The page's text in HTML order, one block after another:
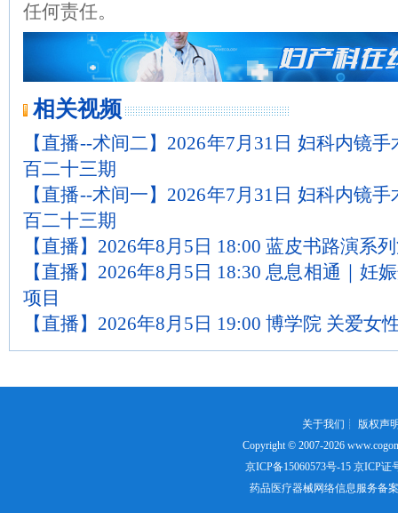
任何责任。
相关视频
【直播--术间二】2026年7月31日 妇科内镜
百二十三期
【直播--术间一】2026年7月31日 妇科内镜
百二十三期
【直播】2026年8月5日 18:00 蓝皮书路演系
【直播】2026年8月5日 18:30 息息相通｜妊
项目
【直播】2026年8月5日 19:00 博学院 关爱女
关于我们 ┊ 版权声
Copyright © 2007-2026
京ICP备15060573号-15京ICP证
药品医疗器械网络信息服务备